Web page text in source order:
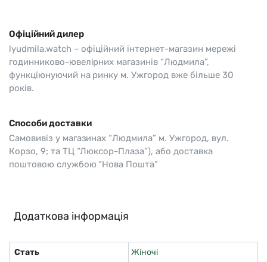
Офіційний дилер
lyudmila.watch – офіційний інтернет-магазин мережі
годинниково-ювелірних магазинів “Людмила”,
функціюнуючий на ринку м. Ужгород вже більше 30
років.
Способи доставки
Самовивіз у магазинах “Людмила” м. Ужгород, вул.
Корзо, 9; та ТЦ “Люксор-Плаза”), або доставка
поштовою службою “Нова Пошта”
Додаткова інформація
Стать
Жіночі